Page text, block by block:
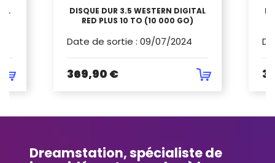
DISQUE DUR 3.5 WESTERN DIGITAL
RED PLUS 10 TO (10 000 GO)
Date de sortie : 09/07/2024
369,90 €
Dreamstation, spécialiste de